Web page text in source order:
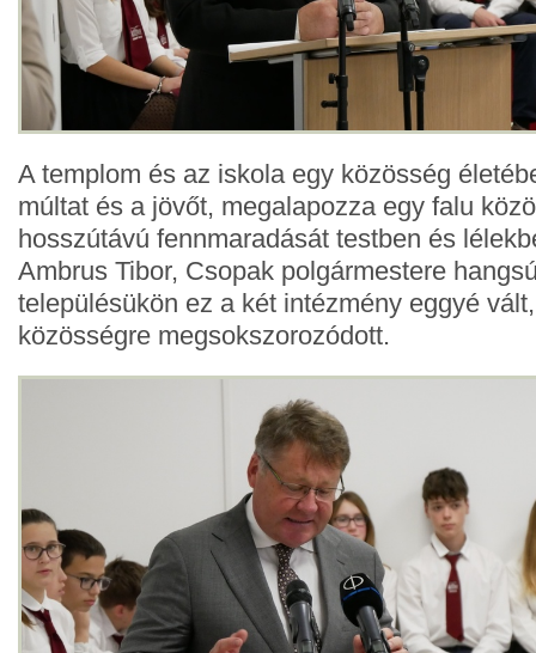
A templom és az iskola egy közösség
múltat és a jövőt, megalapozza egy falu
hosszútávú fennmaradását testben és
Ambrus Tibor, Csopak polgármestere
településükön ez a két intézmény eggyé
közösségre megsokszorozódott.